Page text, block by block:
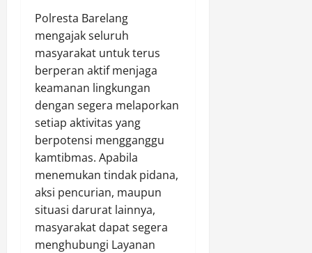
Polresta Barelang
mengajak seluruh
masyarakat untuk terus
berperan aktif menjaga
keamanan lingkungan
dengan segera melaporkan
setiap aktivitas yang
berpotensi mengganggu
kamtibmas. Apabila
menemukan tindak pidana,
aksi pencurian, maupun
situasi darurat lainnya,
masyarakat dapat segera
menghubungi Layanan